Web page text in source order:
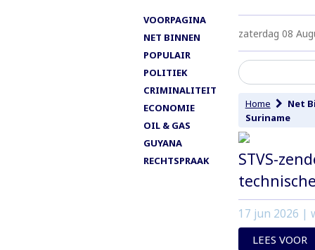
VOORPAGINA
NET BINNEN
POPULAIR
POLITIEK
CRIMINALITEIT
ECONOMIE
OIL & GAS
GUYANA
RECHTSPRAAK
zaterdag 08
Home Net
Suriname
STVS-
17 jun 2026 |
LEES VOOR